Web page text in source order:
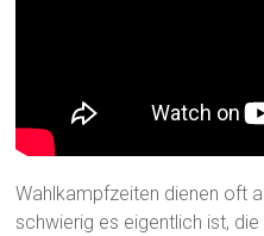
Wahlkampfzeiten dienen oft
schwierig es eigentlich ist,